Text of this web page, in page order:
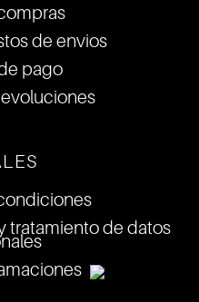
de envios
pago
tratamiento de datos